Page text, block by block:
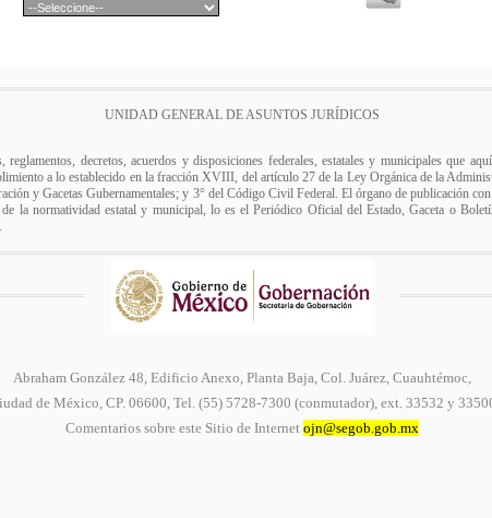
UNIDAD GENERAL DE ASUNTOS JURÍDICOS
decretos, acuerdos y disposiciones federales, estatales y municipales que
a lo establecido en la fracción XVIII, del artículo 27 de la Ley Orgánica de la
y Gacetas Gubernamentales; y 3° del Código Civil Federal. El órgano de publicación
la normatividad estatal y municipal, lo es el Periódico Oficial del Estado, Gaceta o
Abraham González 48, Edificio Anexo, Planta Baja, Col. Juárez, Cuauhtémoc,
de México, CP. 06600, Tel. (55) 5728-7300 (conmutador), ext. 33532 y
Comentarios sobre este Sitio de Internet ojn@segob.gob.mx